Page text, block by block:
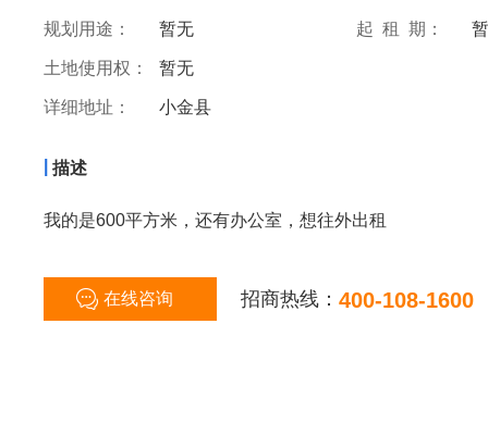
规划用途： 暂无 起 租 期：
土地使用权： 暂无
详细地址： 小金县
描述
我的是600平方米，还有办公室，想往外出租
在线咨询 招商热线： 400-108-1600